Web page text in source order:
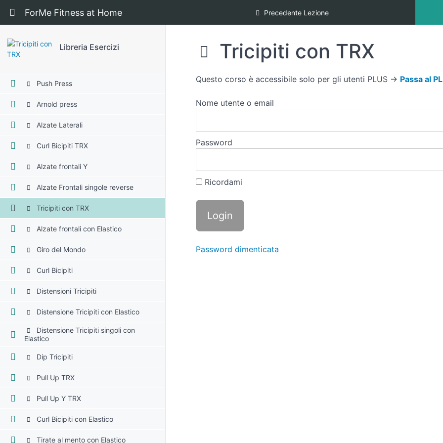
Ritorna a corso: Libreria Esercizi
ForMe Fitness at Home Precedente Lezione
Libreria Esercizi
Rematore con Elastico
Push Press
Arnold press
Alzate Laterali
Curl Bicipiti TRX
Alzate frontali Y
Alzate Frontali singole reverse
Tricipiti con TRX
Alzate frontali con Elastico
Giro del Mondo
Curl Bicipiti
Distensioni Tricipiti
Distensione Tricipiti con Elastico
Distensione Tricipiti singoli con
Elastico
Dip Tricipiti
Pull Up TRX
Pull Up Y TRX
Curl Bicipiti con Elastico
Tirate al mento con Elastico
Tricipiti con TRX
Questo corso è accessibile solo per gli utenti PLUS → Passa al
Nome utente o email
Password
Ricordami
Password dimenticata